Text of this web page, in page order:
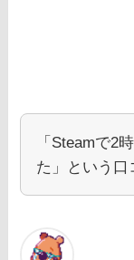
「Steamで2
た」という口